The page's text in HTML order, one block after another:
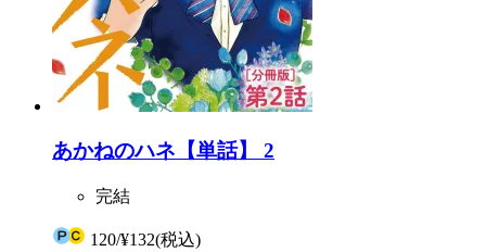
あかねのハネ【単話】 2
完結
120/¥132(税込)